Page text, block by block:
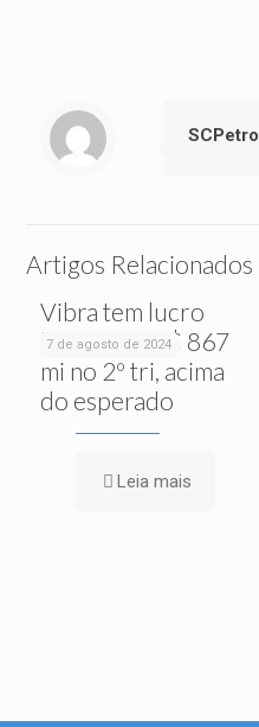
SCPetro
Artigos Relacionados
7 de agosto de 2024
Vibra tem lucro
líquido de R$ 867
mi no 2º tri, acima
do esperado
Leia mais